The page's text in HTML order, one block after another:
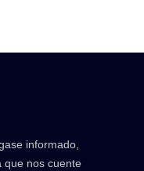
informado,
que nos cuente